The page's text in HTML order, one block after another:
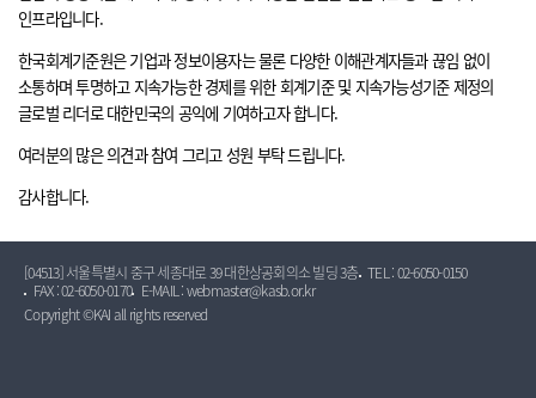
인프라입니다.
한국회계기준원은 기업과 정보이용자는 물론 다양한 이해관계자들과 끊임 없이
소통하며 투명하고 지속가능한 경제를 위한 회계기준 및 지속가능성기준 제정의
글로벌 리더로 대한민국의 공익에 기여하고자 합니다.
여러분의 많은 의견과 참여 그리고 성원 부탁 드립니다.
감사합니다.
[04513] 서울특별시 중구 세종대로 39 대한상공회의소 빌딩 3층 TEL : 02-6050-0150
FAX : 02-6050-0170
E-MAIL : webmaster@kasb.or.kr
Copyright ©KAI all rights reserved